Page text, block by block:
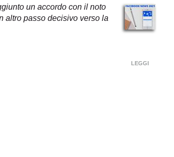
un accordo con il noto
altro passo decisivo verso la
LEGGI